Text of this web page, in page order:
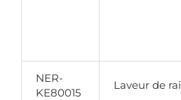
NER-
KE80015
Laveur de